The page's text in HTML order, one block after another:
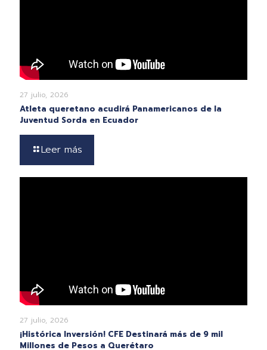
27 julio, 2026
Atleta queretano acudirá Panamericanos de la
Juventud Sorda en Ecuador
Leer más
27 julio, 2026
¡Histórica Inversión! CFE Destinará más de 9 mil
Millones de Pesos a Querétaro